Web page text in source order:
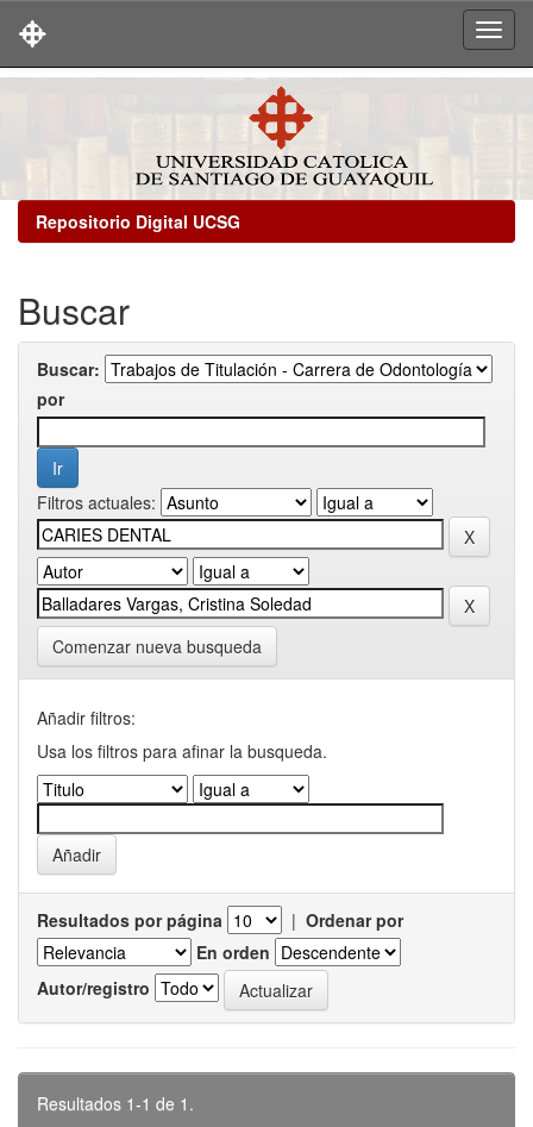
Repositorio Digital UCSG
Buscar
Buscar:
por
Filtros actuales:
Comenzar nueva busqueda
Añadir filtros:
Usa los filtros para afinar la busqueda.
Resultados por página | Ordenar por
En orden
Autor/registro
Resultados 1-1 de 1.